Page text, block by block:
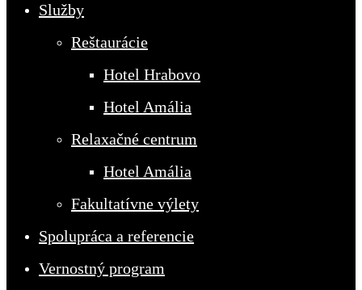
Služby
Reštaurácie
Hotel Hrabovo
Hotel Amália
Relaxačné centrum
Hotel Amália
Fakultatívne výlety
Spolupráca a referencie
Vernostný program